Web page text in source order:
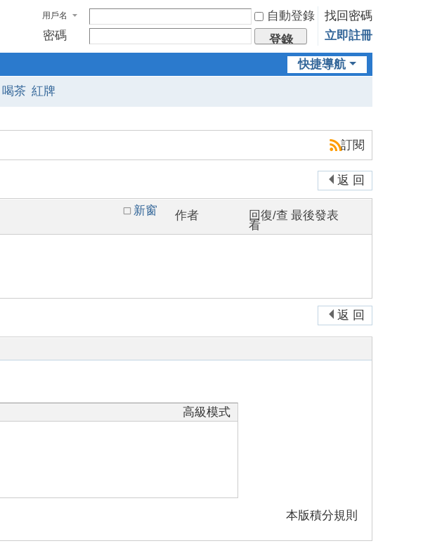
用戶名 自動登錄
找回密碼
密碼
登錄 立即註冊
快捷導航
喝茶 紅牌
訂閱
返 回
新窗 作者 回復/查
看
最後發表
返 回
高級模式
本版積分規則